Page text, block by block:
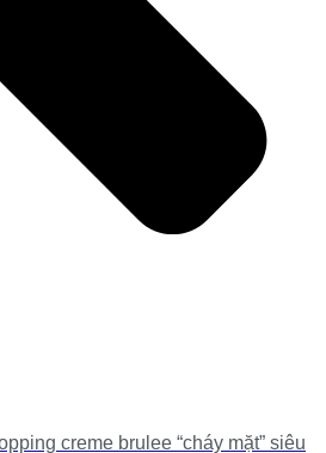
creme brulee “cháy mặt” siêu